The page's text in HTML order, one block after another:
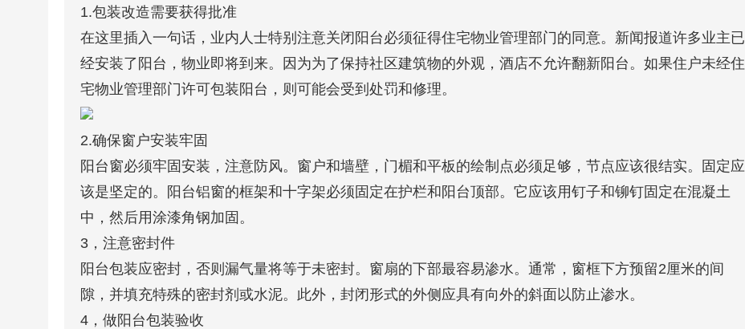
1.包装改造需要获得批准
在这里插入一句话，业内人士特别注意关闭阳台必须征得住宅物业管理部门的同意。新闻报道许多业主已
经安装了阳台，物业即将到来。因为为了保持社区建筑物的外观，酒店不允许翻新阳台。如果住户未经住
宅物业管理部门许可包装阳台，则可能会受到处罚和修理。
2.确保窗户安装牢固
阳台窗必须牢固安装，注意防风。窗户和墙壁，门楣和平板的绘制点必须足够，节点应该很结实。固定应
该是坚定的。阳台铝窗的框架和十字架必须固定在护栏和阳台顶部。它应该用钉子和铆钉固定在混凝土
中，然后用涂漆角钢加固。
3，注意密封件
阳台包装应密封，否则漏气量将等于未密封。窗扇的下部最容易渗水。通常，窗框下方预留2厘米的间
隙，并填充特殊的密封剂或水泥。此外，封闭形式的外侧应具有向外的斜面以防止渗水。
4，做阳台包装验收